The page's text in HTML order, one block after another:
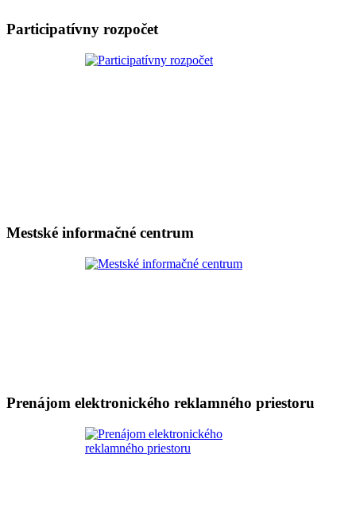
Participatívny rozpočet
Mestské informačné centrum
Prenájom elektronického reklamného priestoru